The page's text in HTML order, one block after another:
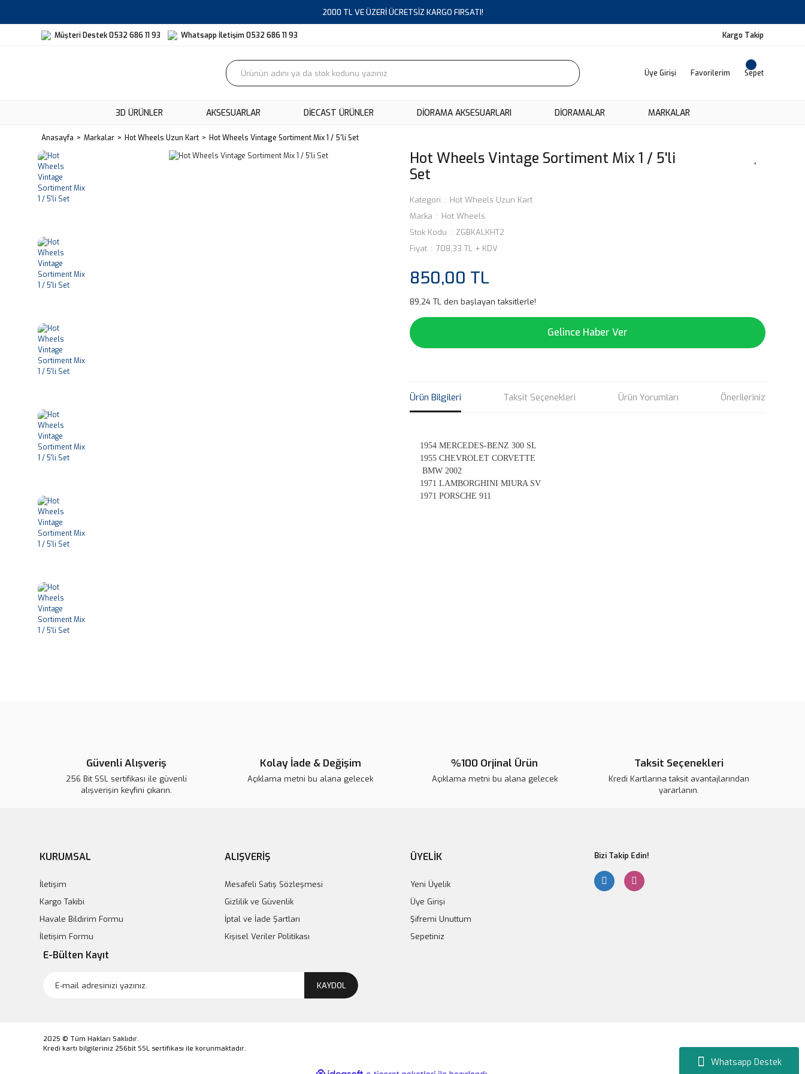
2000 TL VE ÜZERİ ÜCRETSİZ KARGO FIRSATI!
Whatsapp Destek
Müşteri Destek 0532 686 11 93 Whatsapp İletişim 0532 686 11 93 Kargo Takip
Üye Girişi Favorilerim Sepet
3D ÜRÜNLER AKSESUARLAR DIECAST ÜRÜNLER DİORAMA AKSESUARLARI DIORAMALAR MARKALAR
Anasayfa Markalar Hot Wheels Uzun Kart Hot Wheels Vintage Sortiment Mix 1 / 5'li Set
Hot Wheels Vintage Sortiment Mix 1 / 5'li
Set
Kategori
Hot Wheels Uzun Kart
Marka
Hot Wheels
Stok Kodu
ZGBKALKHT2
Fiyat
708,33 TL + KDV
850,00 TL
89,24 TL den başlayan taksitlerle!
Gelince Haber Ver
Ürün Bilgileri Taksit Seçenekleri Ürün Yorumları Önerileriniz
1954 MERCEDES-BENZ 300 SL
1955 CHEVROLET CORVETTE
BMW 2002
1971 LAMBORGHINI MIURA SV
1971 PORSCHE 911
Güvenli Alışveriş
256 Bit SSL sertifikası ile güvenli
alışverişin keyfini çıkarın.
Kolay İade & Değişim
Açıklama metni bu alana gelecek
%100 Orjinal Ürün
Açıklama metni bu alana gelecek
Taksit Seçenekleri
Kredi Kartlarına taksit avantajlarından
yararlanın.
KURUMSAL
İletişim
Kargo Takibi
Havale Bildirim Formu
İletişim Formu
ALIŞVERİŞ
Mesafeli Satış Sözleşmesi
Gizlilik ve Güvenlik
İptal ve İade Şartları
Kişisel Veriler Politikası
ÜYELİK
Yeni Üyelik
Üye Girişi
Şifremi Unuttum
Sepetiniz
Bizi Takip Edin!
E-Bülten Kayıt
KAYDOL
2025 © Tüm Hakları Saklıdır.
Kredi kartı bilgileriniz 256bit SSL sertifikası ile korunmaktadır.